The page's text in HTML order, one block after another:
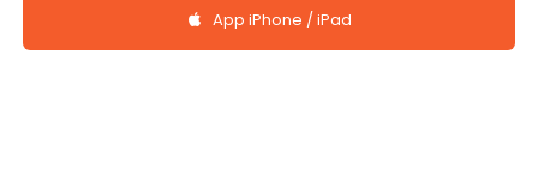
App iPhone / iPad